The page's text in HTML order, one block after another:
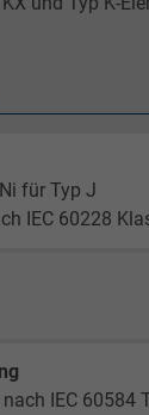
für Typ J
IEC 60228
IEC 60584